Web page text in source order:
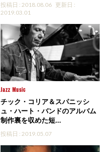
投稿日 : 2018.08.06 更新日 :
2019.03.01
Jazz Music
チック・コリア＆スパニッシ
ュ・ハート・バンドのアルバム
制作裏を収めた短...
投稿日 : 2019.05.07